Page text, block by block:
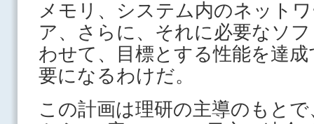
メモリ、システム内のネット
ア、さらに、それに必要なソ
わせて、目標とする性能を達
要になるわけだ。
この計画は理研の主導のもと